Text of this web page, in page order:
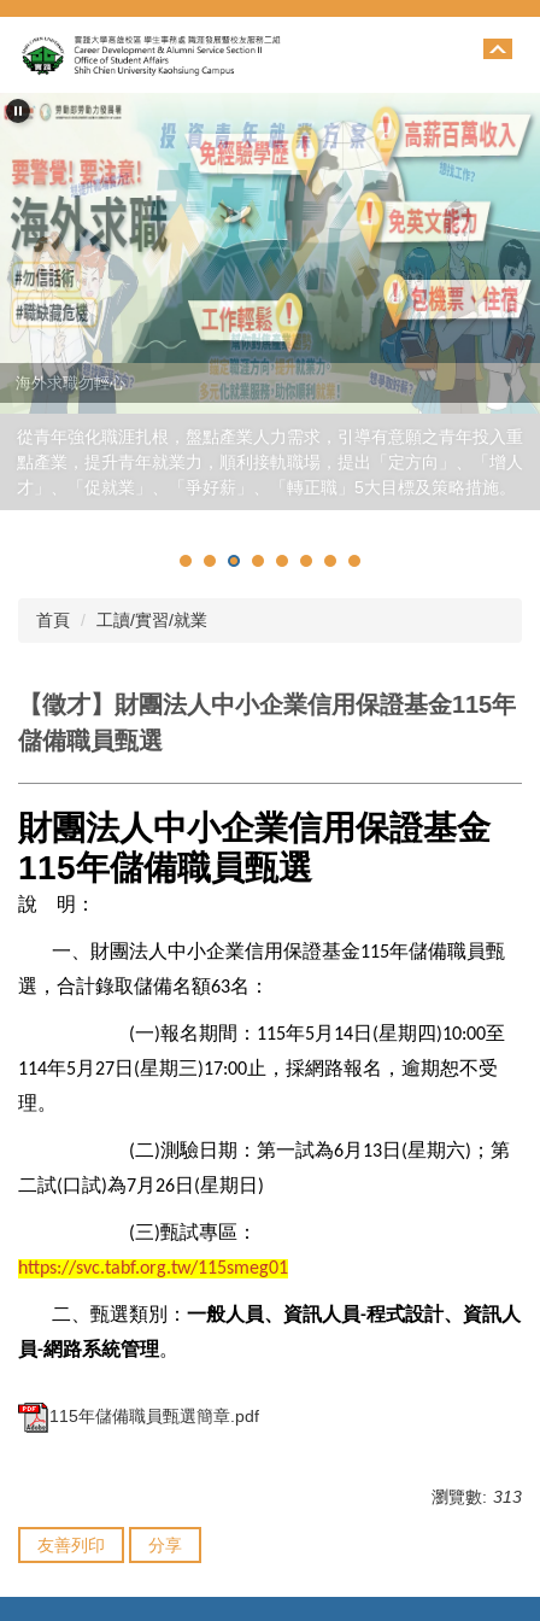
跳
到
主
內
區
從青年強化職涯扎根，盤點產業人力需求，引導有意願之青年投入重
點產業，提升青年就業力，順利接軌職場，提出「定方向」、「增人
才」、「促就業」、「爭好薪」、「轉正職」5大目標及策略措施。
海外求職勿輕心
首頁 工讀/實習/就業
【徵才】財團法人中小企業信用保證基金115年
儲備職員甄選
財團法人中小企業信用保證基金
115年儲備職員甄選
說 明：
一、 財團法人中小企業信用保證基金115年儲備職員甄
選，合計錄取儲備名額63名：
(一)報名期間： 115年5月 14日 (星期四)10:00至
114年5月 27日 (星期三)17:00止，採網路報名，逾期恕不受
理。
(二)測驗日期：第一試為6月 13日 (星期六) ；第
二試(口試)為7月 26日 (星期日 )
(三)甄試專區：
https://svc.tabf.org.tw/115smeg01
二、 甄選類別： 一般人員、資訊人員-程式設計、資訊人
員-網路系統管理。
115年儲備職員甄選簡章.pdf
瀏覽數: 313
友善列印 分享